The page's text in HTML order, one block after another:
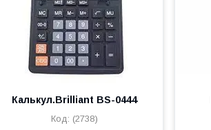
Калькул.Brilliant BS-0444
(2738)